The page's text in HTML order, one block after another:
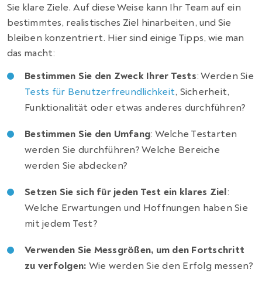
Sie klare Ziele. Auf diese Weise kann Ihr Team auf ein
bestimmtes, realistisches Ziel hinarbeiten, und Sie
bleiben konzentriert. Hier sind einige Tipps, wie man
das macht:
Bestimmen Sie den Zweck Ihrer Tests: Werden Sie
Tests für Benutzerfreundlichkeit, Sicherheit,
Funktionalität oder etwas anderes durchführen?
Bestimmen Sie den Umfang: Welche Testarten
werden Sie durchführen? Welche Bereiche
werden Sie abdecken?
Setzen Sie sich für jeden Test ein klares Ziel:
Welche Erwartungen und Hoffnungen haben Sie
mit jedem Test?
Verwenden Sie Messgrößen, um den Fortschritt
zu verfolgen: Wie werden Sie den Erfolg messen?